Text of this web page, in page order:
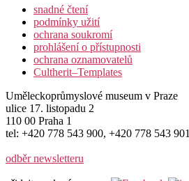
snadné čtení
podmínky užití
ochrana soukromí
prohlášení o přístupnosti
ochrana oznamovatelů
Cultherit–Templates
Uměleckoprůmyslové museum v Praze
ulice 17. listopadu 2
110 00 Praha 1
tel: +420 778 543 900, +420 778 543 901
odběr newsletteru